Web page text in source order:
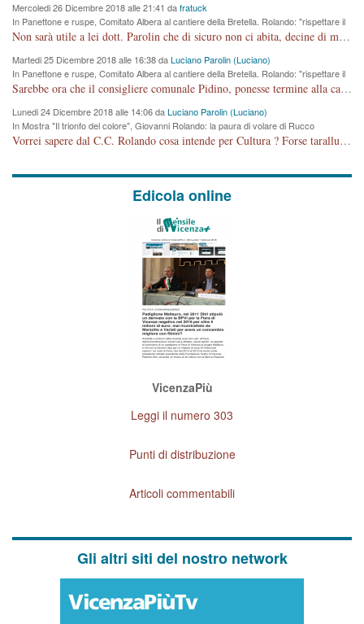
Mercoledi 26 Dicembre 2018 alle 21:41 dafratuck
In Panettone e ruspe, Comitato Albera al cantiere della Bretella. Rolando: "rispettare il
cronoprogramma"
Non sarà utile a lei dott. Parolin che di sicuro non ci abita, decine di migliaia di TIR, automobili e padroncini che passano quotidianamente per una strada appena rotabile, non è più possibile stendere i panni, attraversare la strada senza rischiare la morte, le case stanno crepando, i tempi sono cambiati e la bretella non passerà assolutamente per maddalene (ma cosa sta a dire?!), dia invece responsabilità a chi ha costruito tagliando la strada che doveva invece terminare a isola vicentina e non al moracchino lasciando Motta di Costabissara ancora in panne di traffico. I tempi sono cambiati dottore e se l'anagrafe della vita stagna nell'essere umano impressioni conservatrici, la società non le considera perchè va avanti, si industrializza e ha bisogno di infrastrutture e di sviluppo. Ultima considerazione, se è geloso di Rolando perchè vede in lui solo campagne politiche mentre si difendono i SOLI diritti dei cittadini, la preghiamo faccia considerazioni più appropriate. Saluti e complimenti per i suoi scritti.
Martedi 25 Dicembre 2018 alle 16:38 daLuciano Parolin (Luciano)
In Panettone e ruspe, Comitato Albera al cantiere della Bretella. Rolando: "rispettare il
cronoprogramma"
Sarebbe ora che il consigliere comunale Pidino, ponesse termine alla campagna elettorale nel territorio del suo seggio Villaggio del Sole. La tiraca è iniziata, distruggerà 6 km di prateria ovest della città, ricca di fonti e sorgenti d'acqua. I cittadini di Maddalene non avranno più Pace la notte. Molta colpa per la costruzione di questa Strada è proprio del signor Rolando,dei suoi gazebo mobili e che vuol far passare questa opera VANDALICA come progetto "utile" a chi ? Non è cosa seria sig. Rolando!
Lunedi 24 Dicembre 2018 alle 14:06 daLuciano Parolin (Luciano)
In Mostra "Il trionfo del colore", Giovanni Rolando: la paura di volare di Rucco
Vorrei sapere dal C.C. Rolando cosa intende per Cultura ? Forse tarallucci, vino e sagre, o spaghetti tricolori del PD ? Il continuo (s)parlare della mostra a Palazzo Chiericati caro consigliere DANNEGGIA FORTEMENTE l'immagine della città TUTTA e fa deviare i consensi che in RUSSIA (badi bene ex U.R.S.S.) sono ECCELLENTI. A livello artistico l'evento è di alta Valenza culturale, COMPITO di Tutta la Cittadinanza fare il possibile per propagandare l'iniziativa senza farne UN CASO PARTITICO come fa Lei da sempre. Meno Gazebo + Partecipazione! E così sia. Amen.
Edicola online
VicenzaPiù
Leggi il numero 303
Punti di distribuzione
Articoli commentabili
Gli altri siti del nostro network